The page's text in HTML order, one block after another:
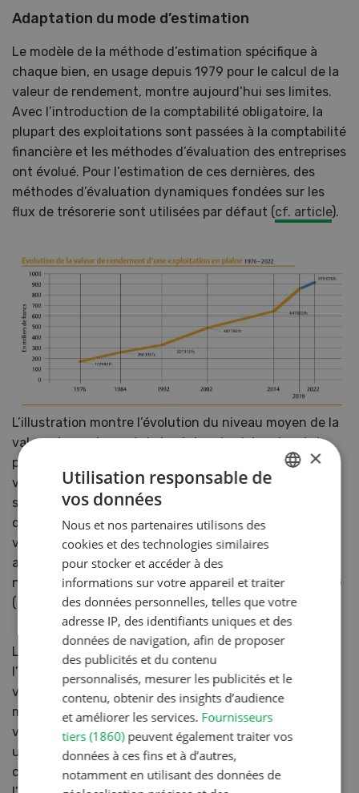
Adaptation du mode d’estimation
Le modèle de la méthode d’estimation spécifique à
chaque bien, en usage depuis 1979 pour le calcul de la
valeur de rendement, montre aujourd’hui ses limites.
Avec l’introduction de la comptabilité obligatoire, la
plupart des exploitations sont passées à la comptabilité
financière et les méthodes d’évaluation des entreprises
ont évolué. Pour l’estimation de ces dernières, des
méthodes d’évaluation dynamiques fondées sur les
flux de trésorerie sont utilisées par défaut (cf. article).
L’illustration montre l’évolution du niveau moyen de la
valeur de rendement de la région de plaine depuis le
premier guide d’estimation de 1979. Les niveaux de
valeur de 1976 à 2019 n’ont été calculés que
sporadiquement dans le cadre de la révision du guide
d’estimation. Le niveau de valeur de la version en
vigueur reflète la situation de 2014. Depuis lors, il a
augmenté de 44 %. A partir de l’année de base 2019, le
niveau de valeur sera calculé chaque année par l’OFAG
(ligne bleue).
Le groupe de travail l’avait déjà reconnu lors de
l’élaboration du guide d’estimation actuellement en
vigueur. Agroscope a donc été chargée d’élaborer une
méthode scientifique pour déterminer le niveau de la
valeur de rendement. Celle-ci pourra servir de base à
une prochaine révision dudit guide. Il conserve
cependant un rôle central dans l’évaluation de
×
Utilisation responsable de
vos données
Nous et nos partenaires utilisons des
cookies et des technologies similaires
pour stocker et accéder à des
informations sur votre appareil et traiter
des données personnelles, telles que votre
adresse IP, des identifiants uniques et des
données de navigation, afin de proposer
des publicités et du contenu
personnalisés, mesurer les publicités et le
contenu, obtenir des insights d’audience
et améliorer les services. Fournisseurs
tiers (1860)peuvent également traiter vos
données à ces fins et à d’autres,
notamment en utilisant des données de